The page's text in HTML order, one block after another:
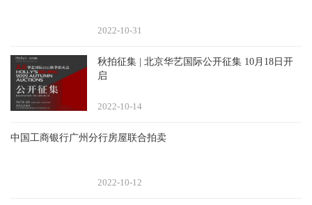
新闻中心
31
2022-10
秋拍征集 | 北京华艺国际公开征集 10月18日开
启
14
2022-10
中国工商银行广州分行房屋联合拍卖
12
2022-10